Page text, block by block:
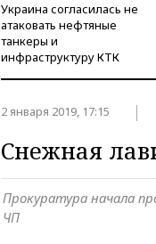
Украина согласилась не
атаковать нефтяные
танкеры и
инфраструктуру КТК
2 января 2019, 17:15
Снежная
Прокуратура начала
ЧП